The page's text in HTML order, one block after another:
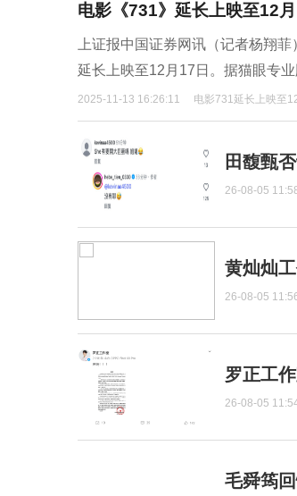
电影《731》延长上映至12
上证报中国证券网讯（记者杨翔
延长上映至12月17日。据猫眼专
2025-11-13 16:26:11 电影731延长上映至
田馥甄
26-08-05
黄灿灿
26-08-05
罗正工
26-08-05
毛舜筠